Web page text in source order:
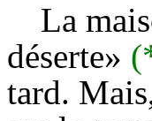
La
déserte»
tard.